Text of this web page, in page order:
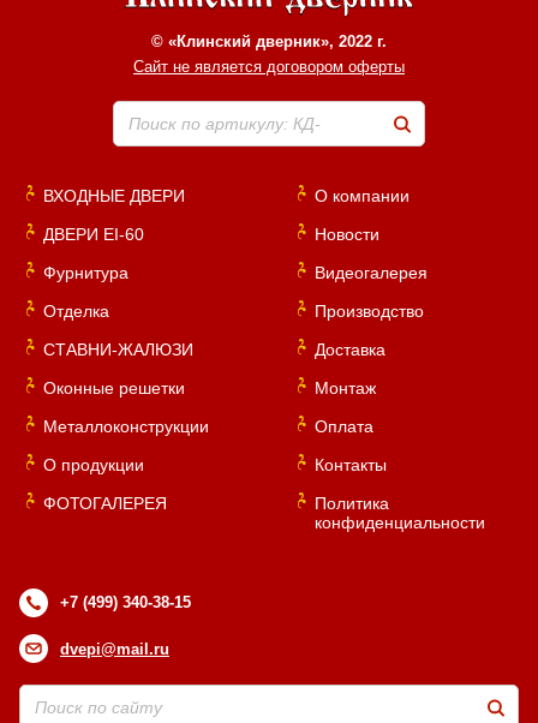
© «Клинский дверник», 2022 г.
Сайт не является договором оферты
Поиск по артикулу: КД-
ВХОДНЫЕ ДВЕРИ
ДВЕРИ EI-60
Фурнитура
Отделка
СТАВНИ-ЖАЛЮЗИ
Оконные решетки
Металлоконструкции
О продукции
ФОТОГАЛЕРЕЯ
О компании
Новости
Видеогалерея
Производство
Доставка
Монтаж
Оплата
Контакты
Политика
конфиденциальности
+7 (499) 340-38-15
dvepi@mail.ru